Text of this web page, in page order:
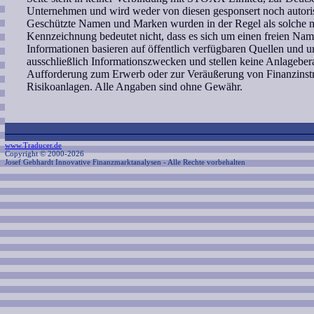
Unternehmen und wird weder von diesen gesponsert noch
Geschützte Namen und Marken wurden in der Regel als solche
Kennzeichnung bedeutet nicht, dass es sich um einen freien
Informationen basieren auf öffentlich verfügbaren Quellen und
ausschließlich Informationszwecken und stellen keine
Aufforderung zum Erwerb oder zur Veräußerung von
Risikoanlagen. Alle Angaben sind ohne Gewähr.
www.Traducer.de
Copyright © 2000-2026
Josef Gebhardt Innovative Finanzmarktanalysen - Alle Rechte vorbehalten